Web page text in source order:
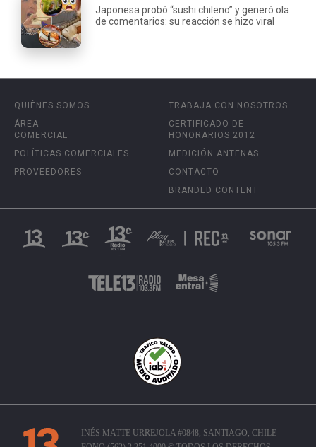
Japonesa probó “sushi chileno” y generó ola
de comentarios: su reacción se hizo viral
QUIÉNES SOMOS
ÁREA
COMERCIAL
POLÍTICAS COMERCIALES
PROVEEDORES
TRABAJA CON NOSOTROS
CERTIFICADO DE
HONORARIOS 2012
MEDICIÓN ANTENAS
CONTACTO
BRANDED CONTENT
INÉS MATTE URREJOLA #0848, SANTIAGO, CHILE